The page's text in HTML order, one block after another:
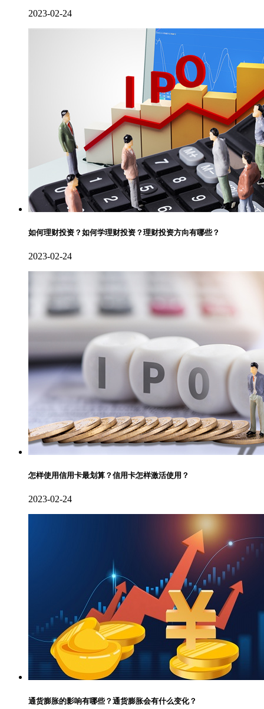
2023-02-24
如何理财投资？如何学理财投资？理财投资方向有哪些？
2023-02-24
怎样使用信用卡最划算？信用卡怎样激活使用？
2023-02-24
通货膨胀的影响有哪些？通货膨胀会有什么变化？